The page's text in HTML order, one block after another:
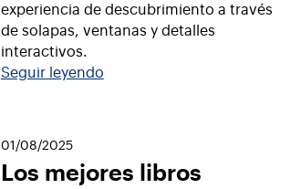
experiencia de descubrimiento a través
de solapas, ventanas y detalles
interactivos.
Seguir leyendo
01/08/2025
Los mejores libros